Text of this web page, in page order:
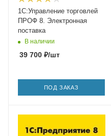
1С:Управление торговлей
ПРОФ 8. Электронная
поставка
В наличии
39 700 ₽/шт
ПОД ЗАКАЗ